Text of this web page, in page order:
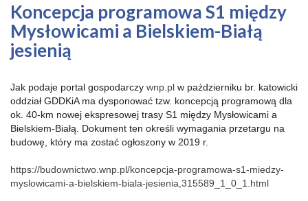
Koncepcja programowa S1 między
Mysłowicami a Bielskiem-Białą
jesienią
Jak podaje portal gospodarczy wnp.pl w październiku br. katowicki
oddział GDDKiA ma dysponować tzw. koncepcją programową dla
ok. 40-km nowej ekspresowej trasy S1 między Mysłowicami a
Bielskiem-Białą. Dokument ten określi wymagania przetargu na
budowę, który ma zostać ogłoszony w 2019 r.
https://budownictwo.wnp.pl/koncepcja-programowa-s1-miedzy-
myslowicami-a-bielskiem-biala-jesienia,315589_1_0_1.html